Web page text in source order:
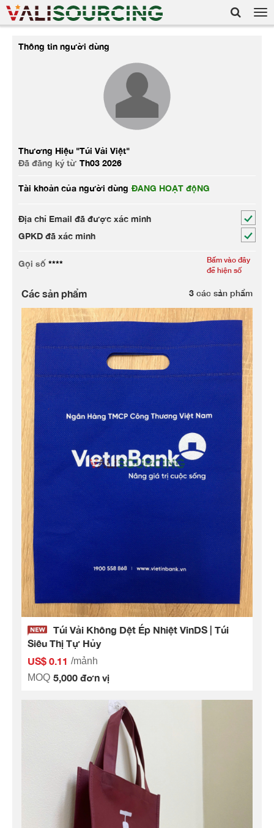
Thông tin người dùng
Thương Hiệu "Túi Vải Việt"
Đã đăng ký từ Th03 2026
Tài khoản của người dùng ĐANG HOẠT độNG
Địa chỉ Email đã được xác minh
GPKD đã xác minh
Gọi số ****
Bấm vào đây
để hiện số
Các sản phẩm 3 các sản phẩm
Túi Vải Không Dệt Ép Nhiệt VinDS | Túi
Siêu Thị Tự Hủy
US$ 0.11 /mảnh
MOQ 5,000 đơn vị